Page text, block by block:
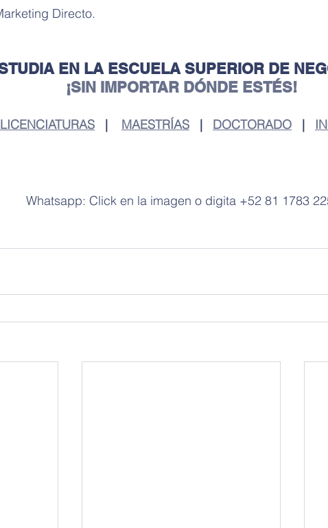
Directo.
EN LA ESCUELA SUPERIOR DE
¡SIN IMPORTAR DÓNDE ESTÉS!
LICENCIATURAS
   |
MAESTRÍAS
   |
DOCTORADO
   |
Whatsapp: Click en la imagen o digita +52 81 1783